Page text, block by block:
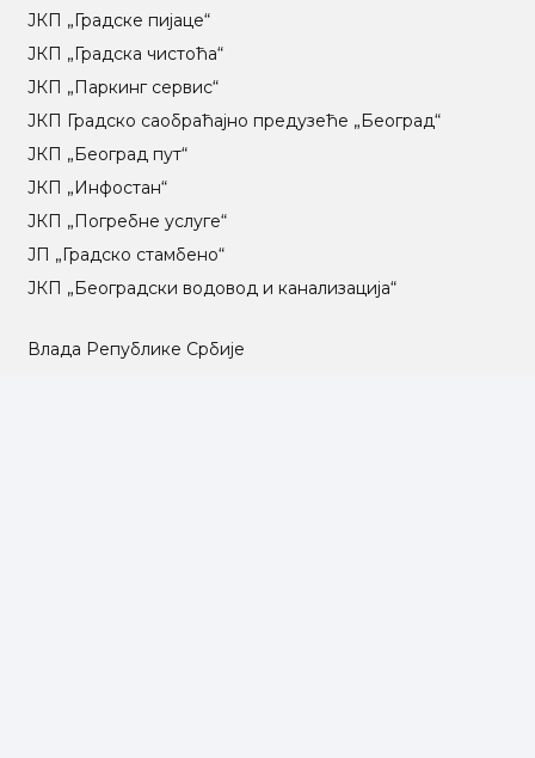
ЈКП „Градске пијаце“
ЈКП „Градска чистоћа“
ЈКП „Паркинг сервис“
ЈКП Градско саобраћајно предузеће „Београд“
ЈКП „Београд пут“
ЈКП „Инфостан“
ЈКП „Погребне услуге“
ЈП „Градско стамбено“
ЈКП „Београдски водовод и канализација“
Влада Републике Србије